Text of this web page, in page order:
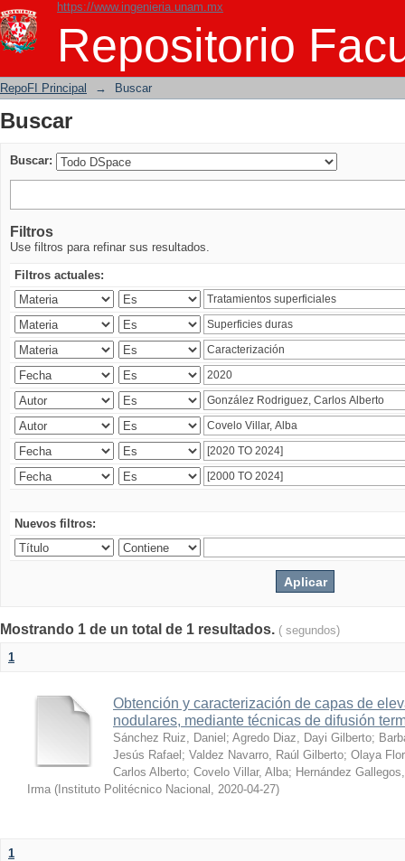
https://www.ingenieria.unam.mx
Repositorio
Buscar
RepoFI Principal → Buscar
Buscar
Buscar:
Filtros
Use filtros para refinar sus resultados.
Filtros actuales:
Nuevos filtros:
Mostrando 1 de un total de 1 resultados. ( segundos)
1
Obtención y caracterización de capas de
nodulares, mediante técnicas de difusión
Sánchez Ruiz, Daniel ; Agredo Diaz, Dayi Gilberto;
Jesús Rafael ; Valdez Navarro, Raúl Gilberto; Olaya
Carlos Alberto; Covelo Villar, Alba; Hernández
Irma ( Instituto Politécnico Nacional , 2020-04-27)
1